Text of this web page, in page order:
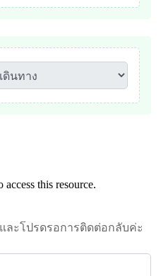
ะโปรดรอการติดต่อกลับค่ะ